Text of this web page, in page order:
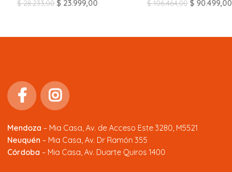
$28.233,00 $ 23.999,00 $106.464,00 $ 90.499,00
Mendoza – Mia Casa, Av. de Acceso Este 3280, M5521
Neuquén – Mia Casa, Av. Dr Ramón 355
Córdoba – Mia Casa, Av. Duarte Quiros 1400